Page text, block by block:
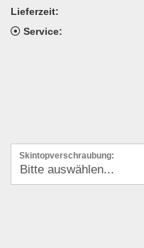
Lieferzeit:
Service:
Skintopverschraubung: